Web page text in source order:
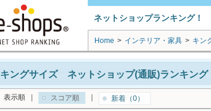
ネットショップランキング！
Home > インテリア・家具 > キン
キングサイズ ネットショップ(通販)ランキング
表示順 スコア順 新着（0）